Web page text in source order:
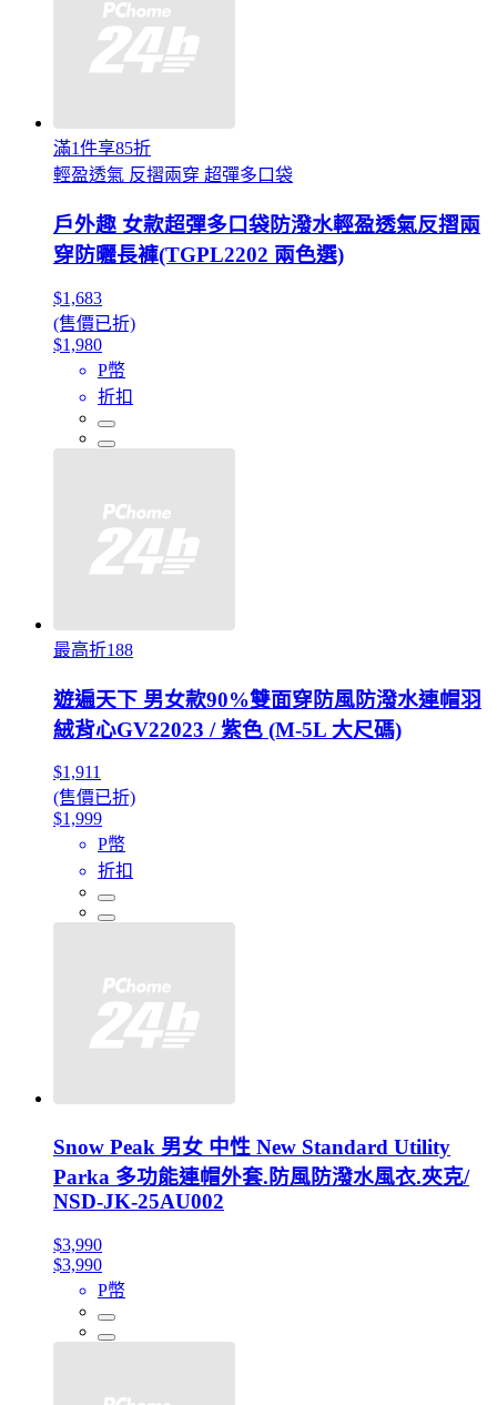
滿1件享85折
輕盈透氣 反摺兩穿 超彈多口袋
戶外趣 女款超彈多口袋防潑水輕盈透氣反摺兩
穿防曬長褲(TGPL2202 兩色選)
$1,683
(售價已折)
$1,980
P幣
折扣
最高折188
遊遍天下 男女款90%雙面穿防風防潑水連帽羽
絨背心GV22023 / 紫色 (M-5L 大尺碼)
$1,911
(售價已折)
$1,999
P幣
折扣
Snow Peak 男女 中性 New Standard Utility
Parka 多功能連帽外套.防風防潑水風衣.夾克/
NSD-JK-25AU002
$3,990
$3,990
P幣